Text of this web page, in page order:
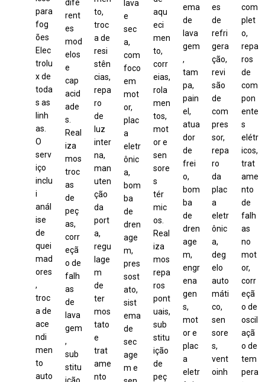
para
fog
ões
Elec
trolu
x de
toda
s as
linh
as.
O
serv
iço
inclu
i
anál
ise
de
quei
mad
ores
,
troc
a de
ace
ndi
men
to
auto
dife
rent
es
mod
elos
e
cap
acid
ade
s.
Real
iza
mos
troc
as
de
peç
as,
corr
eçã
o de
falh
as
de
lava
gem
,
sub
stitu
to,
troc
a de
resi
stên
cias,
repa
ro
de
luz
inter
na,
man
uten
ção
da
port
a,
regu
lage
m
de
ter
mos
tato
e
trat
ame
nto
lava
e
sec
a,
com
foco
em
mot
or,
plac
a
eletr
ônic
a,
bom
ba
de
dren
age
m,
pres
sost
ato,
sist
ema
de
sec
age
m e
aqu
eci
men
to,
corr
eias,
rola
men
tos,
mot
or e
sen
sore
s
tér
mic
os.
Real
iza
mos
repa
ros
pont
uais,
sub
stitu
ição
de
peç
ema
de
lava
gem
,
tam
pa,
pain
el,
atua
dor
de
frei
o,
bom
ba
de
dren
age
m,
engr
ena
gen
s,
mot
or e
plac
a
eletr
es
de
refri
gera
ção,
revi
são
de
com
pres
sor,
repa
ro
da
plac
a
eletr
ônic
a,
deg
elo
auto
máti
co,
sen
sore
s,
vent
oinh
com
plet
o,
repa
ros
de
com
pon
ente
s
elétr
icos,
trat
ame
nto
de
falh
as
no
mot
or,
corr
eçã
o de
oscil
açã
o de
tem
pera